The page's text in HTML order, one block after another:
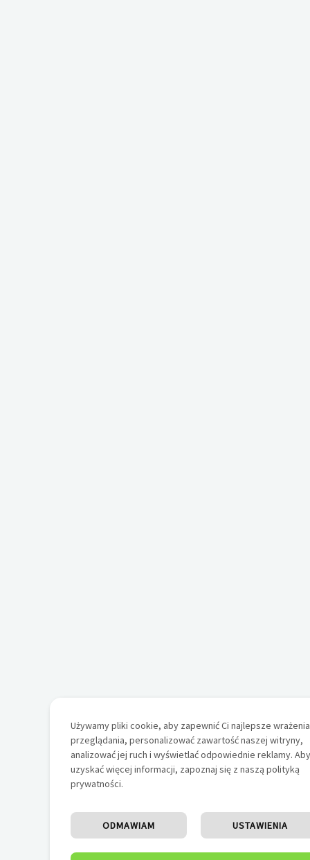
Używamy pliki cookie, aby zapewnić Ci najlepsze
przeglądania, personalizować zawartość naszej witryny,
analizować jej ruch i wyświetlać odpowiednie reklamy. Aby
uzyskać więcej informacji, zapoznaj się z naszą polityką
prywatności.
USTAWIENIA
ODMAWIAM